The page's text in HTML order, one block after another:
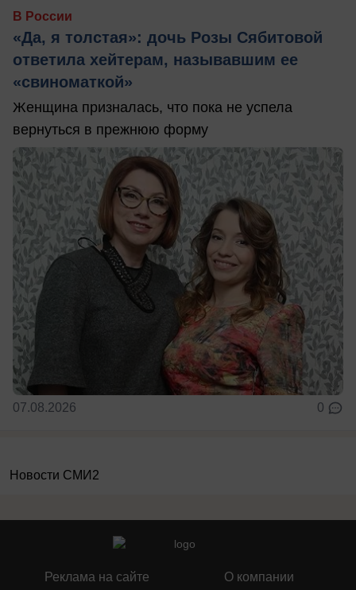
В России
«Да, я толстая»: дочь Розы Сябитовой
ответила хейтерам, называвшим ее
«свиноматкой»
Женщина призналась, что пока не успела
вернуться в прежнюю форму
07.08.2026 0
Новости СМИ2
Реклама на сайте О компании